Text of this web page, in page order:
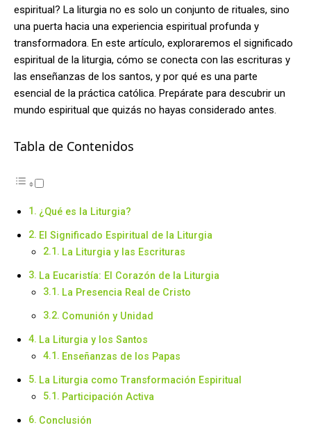
espiritual? La liturgia no es solo un conjunto de rituales, sino
una puerta hacia una experiencia espiritual profunda y
transformadora. En este artículo, exploraremos el significado
espiritual de la liturgia, cómo se conecta con las escrituras y
las enseñanzas de los santos, y por qué es una parte
esencial de la práctica católica. Prepárate para descubrir un
mundo espiritual que quizás no hayas considerado antes.
Tabla de Contenidos
¿Qué es la Liturgia?
El Significado Espiritual de la Liturgia
La Liturgia y las Escrituras
La Eucaristía: El Corazón de la Liturgia
La Presencia Real de Cristo
Comunión y Unidad
La Liturgia y los Santos
Enseñanzas de los Papas
La Liturgia como Transformación Espiritual
Participación Activa
Conclusión